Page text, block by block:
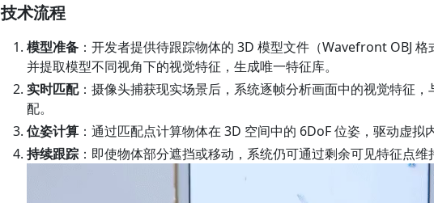
技术流程
模型准备：开发者提供待跟踪物体的 3D 模型文件（Wavefront OBJ 格
并提取模型不同视角下的视觉特征，生成唯一特征库。
实时匹配：摄像头捕获现实场景后，系统逐帧分析画面中的视觉特征
配。
位姿计算：通过匹配点计算物体在 3D 空间中的 6DoF 位姿，驱动虚拟
持续跟踪：即使物体部分遮挡或移动，系统仍可通过剩余可见特征点维